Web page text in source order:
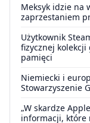
Meksyk idzie na
zaprzestaniem
Użytkownik
fizycznej kolekcji
pamięci
Niemiecki i
Stowarzyszenie
„W skardze
informacji, które